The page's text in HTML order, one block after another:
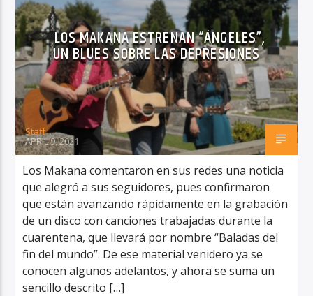
LOS MAKANA ESTRENAN “ÁNGELES”,
UN BLUES SOBRE LAS DEPRESIONES
Staff
APRIL 9, 2021
Los Makana comentaron en sus redes una noticia
que alegró a sus seguidores, pues confirmaron
que están avanzando rápidamente en la grabación
de un disco con canciones trabajadas durante la
cuarentena, que llevará por nombre “Baladas del
fin del mundo”. De ese material venidero ya se
conocen algunos adelantos, y ahora se suma un
sencillo descrito […]